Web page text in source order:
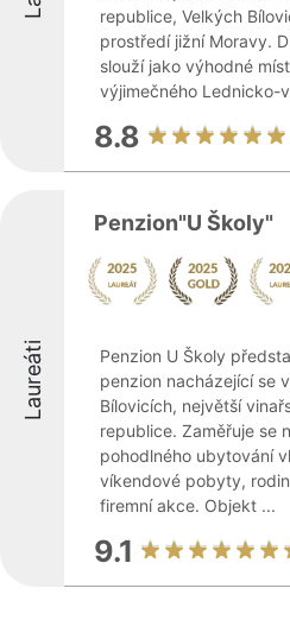
republice, Velkých
prostředí jižní Moravy.
slouží jako výhodné
výjimečného Lednicko-
8.8
Laureáti
Penzion"U Školy"
Penzion U Školy
penzion nacházející se
Bílovicích, největší
republice. Zaměřuje se
pohodlného ubytování
víkendové pobyty,
firemní akce. Objekt ...
9.1